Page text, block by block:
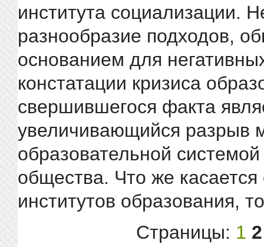
института социализации.
разнообразие подходов,
основанием для
констатации кризиса
свершившегося факта
увеличивающийся разрыв
образовательной
общества. Что же касается
институтов образования,
Страницы: 1 2